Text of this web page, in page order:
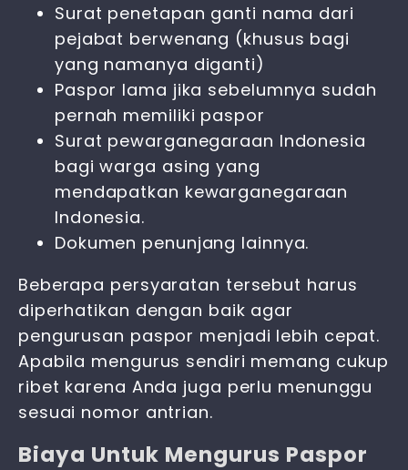
Surat penetapan ganti nama dari
pejabat berwenang (khusus bagi
yang namanya diganti)
Paspor lama jika sebelumnya sudah
pernah memiliki paspor
Surat pewarganegaraan Indonesia
bagi warga asing yang
mendapatkan kewarganegaraan
Indonesia.
Dokumen penunjang lainnya.
Beberapa persyaratan tersebut harus
diperhatikan dengan baik agar
pengurusan paspor menjadi lebih cepat.
Apabila mengurus sendiri memang cukup
ribet karena Anda juga perlu menunggu
sesuai nomor antrian.
Biaya Untuk Mengurus Paspor